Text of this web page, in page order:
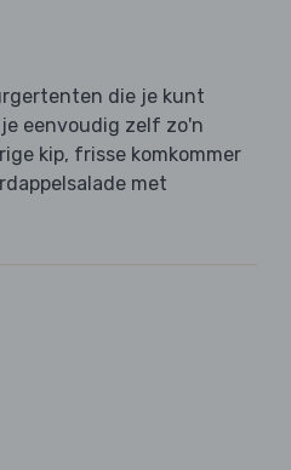
die je kunt
eenvoudig zelf zo'n
kip, frisse komkommer
met